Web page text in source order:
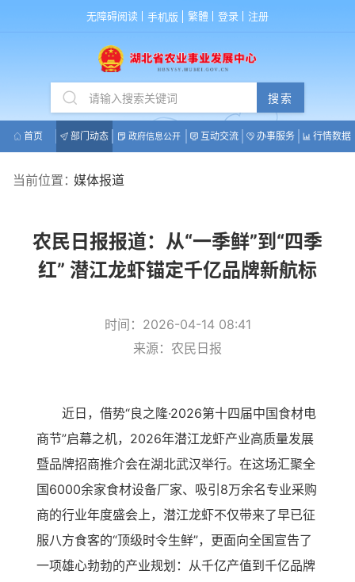
无障碍阅读 手机版 繁體 登录 注册
搜索
首页 部门动态 政府信息公开 互动交流 办事服务 行情数据
当前位置：媒体报道
农民日报报道：从“一季鲜”到“四季
红” 潜江龙虾锚定千亿品牌新航标
时间：2026-04-14 08:41
来源：农民日报
近日，借势“良之隆·2026第十四届中国食材电
商节”启幕之机，2026年潜江龙虾产业高质量发展
暨品牌招商推介会在湖北武汉举行。在这场汇聚全
国6000余家食材设备厂家、吸引8万余名专业采购
商的行业年度盛会上，潜江龙虾不仅带来了早已征
服八方食客的“顶级时令生鲜”，更面向全国宣告了
一项雄心勃勃的产业规划：从千亿产值到千亿品牌